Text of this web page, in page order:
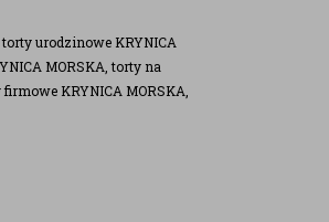
torty urodzinowe KRYNICA
MORSKA, torty na
KRYNICA MORSKA,